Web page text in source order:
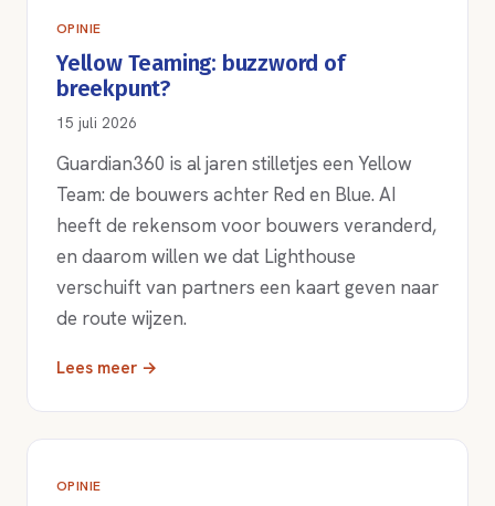
OPINIE
Yellow Teaming: buzzword of
breekpunt?
15 juli 2026
Guardian360 is al jaren stilletjes een Yellow
Team: de bouwers achter Red en Blue. AI
heeft de rekensom voor bouwers veranderd,
en daarom willen we dat Lighthouse
verschuift van partners een kaart geven naar
de route wijzen.
Lees meer →
OPINIE